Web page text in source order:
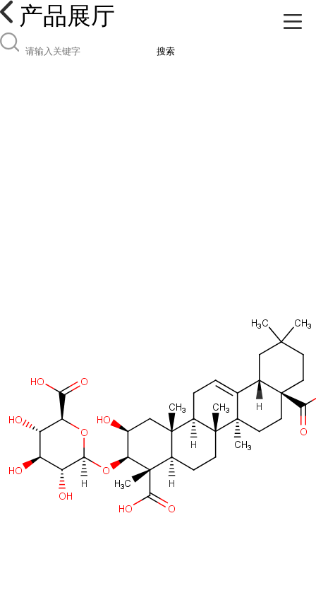
产品展厅
搜索